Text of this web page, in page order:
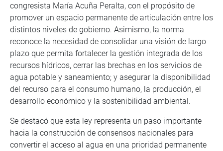
congresista María Acuña Peralta, con el propósito de
promover un espacio permanente de articulación entre los
distintos niveles de gobierno. Asimismo, la norma
reconoce la necesidad de consolidar una visión de largo
plazo que permita fortalecer la gestión integrada de los
recursos hídricos, cerrar las brechas en los servicios de
agua potable y saneamiento; y asegurar la disponibilidad
del recurso para el consumo humano, la producción, el
desarrollo económico y la sostenibilidad ambiental.
Se destacó que esta ley representa un paso importante
hacia la construcción de consensos nacionales para
convertir el acceso al agua en una prioridad permanente